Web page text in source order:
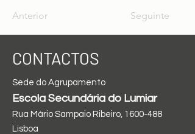
Anterior Seguinte
CONTACTOS
Sede do Agrupamento
Escola Secundária do Lumiar
Rua Mário Sampaio Ribeiro, 1600-488
Lisboa